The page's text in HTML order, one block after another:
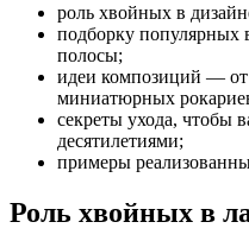
роль хвойных в
подборку популярных
полосы;
идеи композиций —
миниатюрных
секреты ухода, чтобы
десятилетиями;
примеры
Роль хвойных в